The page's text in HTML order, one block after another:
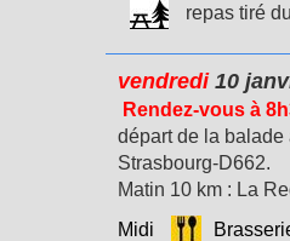
repas tiré
vendredi10
Rendez-vous à
départ de la
Strasbourg-D662.
Matin 10 km : La
Midi